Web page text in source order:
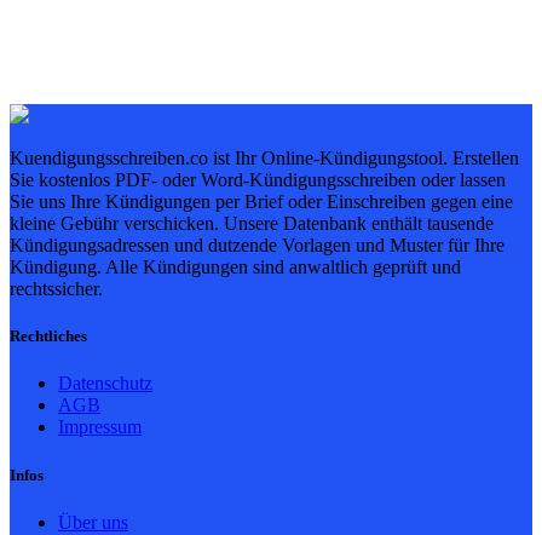
Kuendigungsschreiben.co ist Ihr Online-Kündigungstool. Erstellen
Sie kostenlos PDF- oder Word-Kündigungsschreiben oder lassen
Sie uns Ihre Kündigungen per Brief oder Einschreiben gegen eine
kleine Gebühr verschicken. Unsere Datenbank enthält tausende
Kündigungsadressen und dutzende Vorlagen und Muster für Ihre
Kündigung. Alle Kündigungen sind anwaltlich geprüft und
rechtssicher.
Rechtliches
Datenschutz
AGB
Impressum
Infos
Über uns